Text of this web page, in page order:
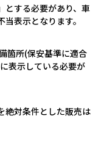
とする必要があり、車
表示となります。
箇所(保安基準に適合
表示している必要が
絶対条件とした販売は